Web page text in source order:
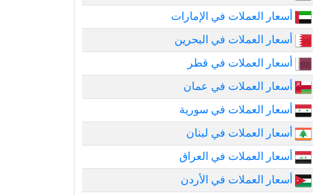
أسعار العملات في الإمارات
أسعار العملات في البحرين
أسعار العملات في قطر
أسعار العملات في عمان
أسعار العملات في سورية
أسعار العملات في لبنان
أسعار العملات في العراق
أسعار العملات في الأردن